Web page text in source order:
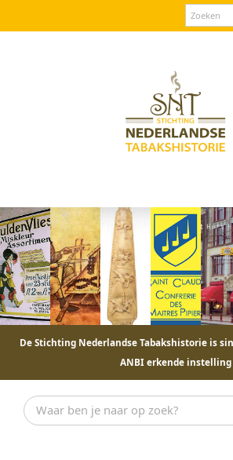
De Stichting Nederlandse Tabakshistorie is
ANBI erkende instelling